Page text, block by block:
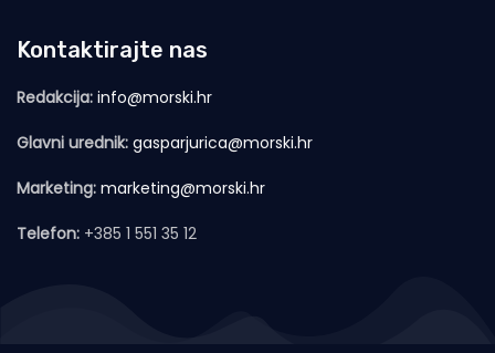
Kontaktirajte nas
Redakcija: info@morski.hr
Glavni urednik: gasparjurica@morski.hr
Marketing: marketing@morski.hr
Telefon: +385 1 551 35 12